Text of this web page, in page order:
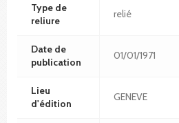
Type de
reliure
relié
Date de
publication
01/01/1971
Lieu
d'édition
GENEVE